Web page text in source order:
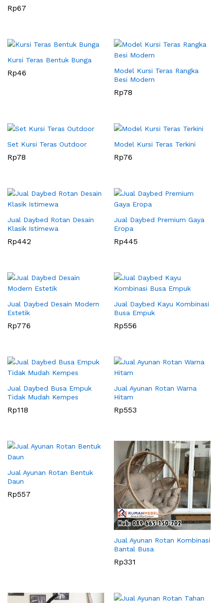
Rp67
Kursi Teras Bentuk Bunga
Rp46
Model Kursi Teras Rangka
Besi Modern
Rp78
Set Kursi Teras Outdoor
Rp78
Model Kursi Teras Terkini
Rp76
Jual Daybed Rotan Desain
Klasik Istimewa
Rp442
Jual Daybed Premium Gaya
Eropa
Rp445
Jual Daybed Desain Modern
Estetik
Rp776
Jual Daybed Kayu Kombinasi
Busa Empuk
Rp556
Jual Daybed Busa Empuk
Tidak Mudah Kempes
Rp118
Jual Ayunan Rotan Warna
Hitam
Rp553
Jual Ayunan Rotan Bentuk
Daun
Rp557
Jual Ayunan Rotan Kombinasi
Bantal Busa
Rp331